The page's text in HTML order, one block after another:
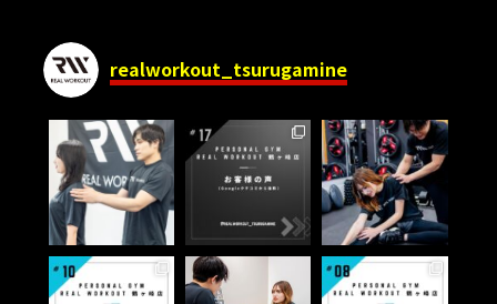
ョ
ン
realworkout_tsurugamine